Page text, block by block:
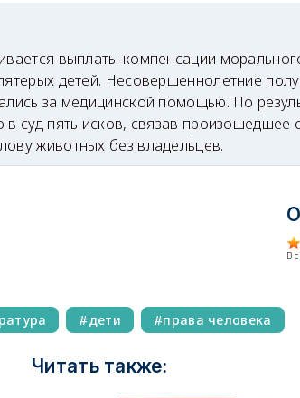
выплаты компенсации
детей. Несовершеннолетние
за медицинской помощью. По
суд пять исков, связав
животных без владельцев.
В
дети права человека
Читать также: